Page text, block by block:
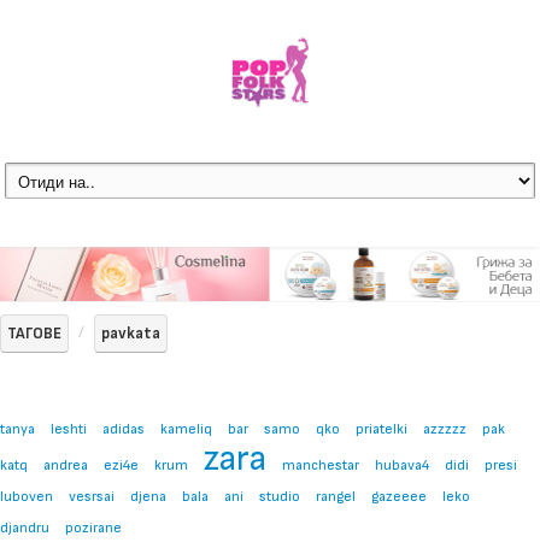
ТАГОВЕ pavkata
tanya leshti adidas kameliq bar samo qko priatelki azzzzz
pak
katq
andrea ezi4e krum zara manchestar hubava4 didi
presi
luboven
vesrsai djena bala ani studio rangel gazeeee
leko
djandru
pozirane